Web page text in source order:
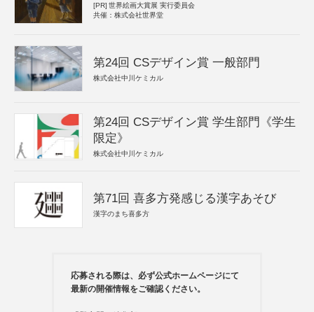
[PR] 世界絵画大賞展 実行委員会
共催：株式会社世界堂
第24回 CSデザイン賞 一般部門
株式会社中川ケミカル
第24回 CSデザイン賞 学生部門《学生
限定》
株式会社中川ケミカル
第71回 喜多方発感じる漢字あそび
漢字のまち喜多方
応募される際は、必ず公式ホームページにて
最新の開催情報をご確認ください。